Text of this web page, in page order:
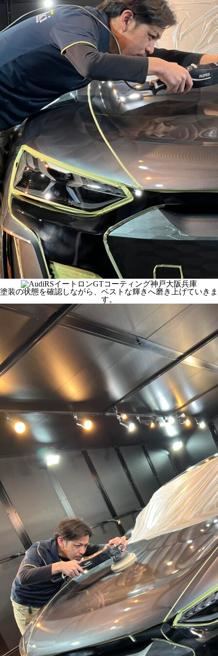
塗装の状態を確認しながら、ベストな輝きへ磨き上げていきま
す。